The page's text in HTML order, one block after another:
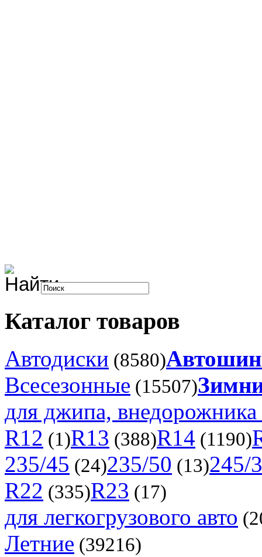
Каталог товаров
Автодиски (8580)
Всесезонные (15507)
для джипа,
R12 (1)R13 (388)R14 (1190)
235/45 (24)235/50 (13)245/
R22 (335)R23 (17)
для легкогрузового авто
Летние (39216)